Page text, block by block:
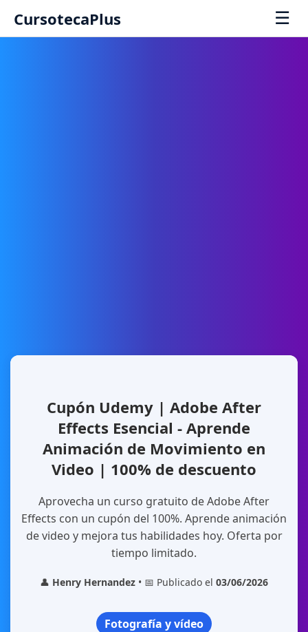
CursotecaPlus ☰
Cupón Udemy | Adobe After
Effects Esencial - Aprende
Animación de Movimiento en
Video | 100% de descuento
Aprovecha un curso gratuito de Adobe After
Effects con un cupón del 100%. Aprende animación
de video y mejora tus habilidades hoy. Oferta por
tiempo limitado.
👤 Henry Hernandez • 📅 Publicado el 03/06/2026
Fotografía y vídeo